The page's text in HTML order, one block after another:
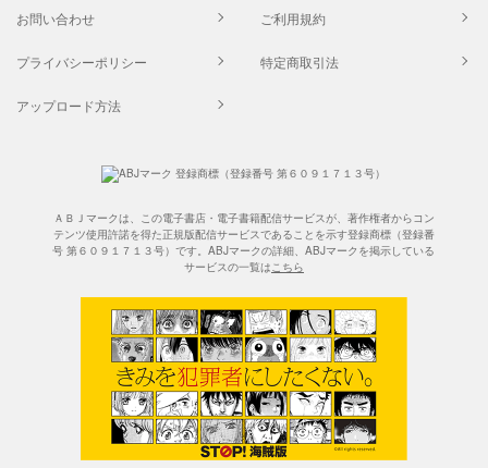
お問い合わせ ご利用規約
プライバシーポリシー 特定商取引法
アップロード方法
ＡＢＪマークは、この電子書店・電子書籍配信サービスが、著作権者からコン
テンツ使用許諾を得た正規版配信サービスであることを示す登録商標（登録番
号 第６０９１７１３号）です。ABJマークの詳細、ABJマークを掲示している
サービスの一覧はこちら